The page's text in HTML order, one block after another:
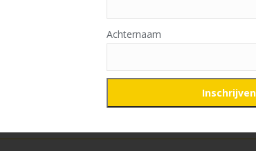
Achternaam